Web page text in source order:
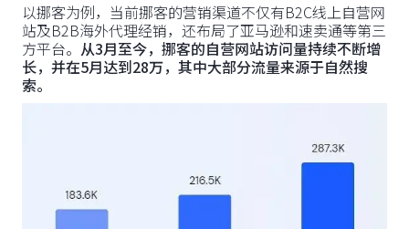
以挪客为例，当前挪客的营销渠道不仅有B2C线上自营网
站及B2B海外代理经销，还布局了亚马逊和速卖通等第三
方平台。 从3月至今，挪客的自营网站访问量持续不断增
长，并在5月达到28万，其中大部分流量来源于自然搜
索。